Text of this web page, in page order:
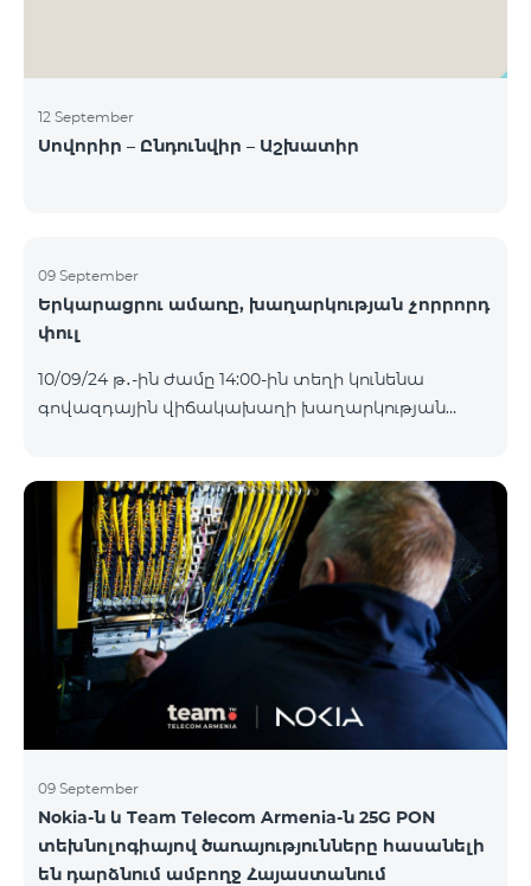
12 September
Սովորիր – Ընդունվիր – Աշխատիր
09 September
Երկարացրու ամառը, խաղարկության չորրորդ
փուլ
10/09/24 թ․-ին ժամը 14:00-ին տեղի կունենա
գովազդային վիճակախաղի խաղարկության
պրոմոյի շրջանակներում տրամադրվող SIM
քարտի` TeamTok կանխավճարային
սակագնային փաթեթի հեռախոսահամարով։
Հաղթող հեռախոսահամարներն ընտրվելու են
պատահական թվերի գեներատորի միջոցով։
Հետևեք մեզ Team-ի Facebook-յան և YouTube-յան
ալիքների պաշտոնական էջերում: Մանրամասն
պայմաններ՝
https://www.telecomarmenia.am/hy/B2S?s
09 September
Nokia-ն և Team Telecom Armenia-ն 25G PON
տեխնոլոգիայով ծառայությունները հասանելի
են դարձնում ամբողջ Հայաստանում